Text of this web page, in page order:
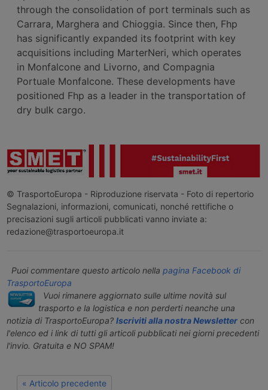
through the consolidation of port terminals such as
Carrara, Marghera and Chioggia. Since then, Fhp
has significantly expanded its footprint with key
acquisitions including MarterNeri, which operates
in Monfalcone and Livorno, and Compagnia
Portuale Monfalcone. These developments have
positioned Fhp as a leader in the transportation of
dry bulk cargo.
© TrasportoEuropa - Riproduzione riservata - Foto di repertorio
Segnalazioni, informazioni, comunicati, nonché rettifiche o
precisazioni sugli articoli pubblicati vanno inviate a:
redazione@trasportoeuropa.it
Puoi commentare questo articolo nella pagina Facebook di
TrasportoEuropa
Vuoi rimanere aggiornato sulle ultime novità sul
trasporto e la logistica e non perderti neanche una
notizia di TrasportoEuropa? Iscriviti alla nostra Newslettercon
l'elenco ed i link di tutti gli articoli pubblicati nei giorni precedenti
l'invio. Gratuita e NO SPAM!
« Articolo precedente